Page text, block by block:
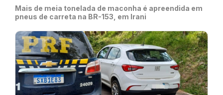
Mais de meia tonelada de maconha é apreendida em
pneus de carreta na BR-153, em Irani